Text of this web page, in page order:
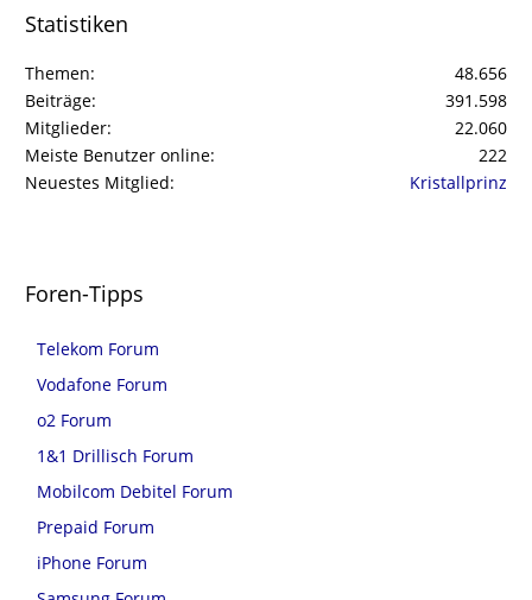
Statistiken
Themen
48.656
Beiträge
391.598
Mitglieder
22.060
Meiste Benutzer online
222
Neuestes Mitglied
Kristallprinz
Foren-Tipps
Telekom Forum
Vodafone Forum
o2 Forum
1&1 Drillisch Forum
Mobilcom Debitel Forum
Prepaid Forum
iPhone Forum